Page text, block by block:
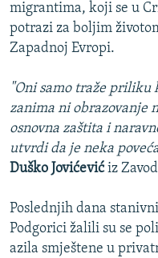
migrantima, koji se u
potrazi za boljim
Zapadnoj Evropi.
"Oni samo traže priliku
zanima ni obrazovanje
osnovna zaštita i
utvrdi da je neka
Duško Jovićevićiz
Poslednjih dana
Podgorici žalili su se
azila smještene u